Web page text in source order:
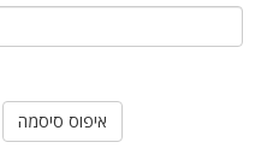
איפוס סיסמה